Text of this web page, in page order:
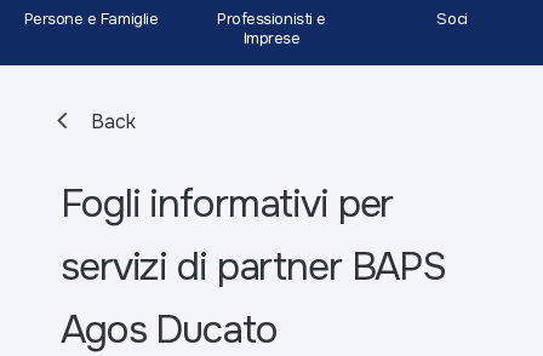
Persone e Famiglie
Professionisti e
Imprese
Soci
Back
Fogli informativi per
servizi di partner BAPS
Agos Ducato